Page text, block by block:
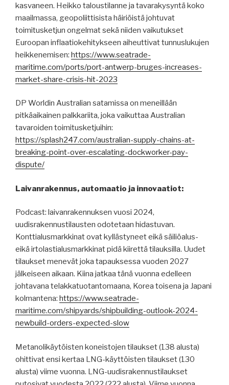
kasvaneen. Heikko taloustilanne ja tavarakysyntä koko
maailmassa, geopoliittisista häiriöistä johtuvat
toimitusketjun ongelmat sekä niiden vaikutukset
Euroopan inflaatiokehitykseen aiheuttivat tunnuslukujen
heikkenemisen: https://www.seatrade-
maritime.com/ports/port-antwerp-bruges-increases-
market-share-crisis-hit-2023
DP Worldin Australian satamissa on meneillään
pitkäaikainen palkkariita, joka vaikuttaa Australian
tavaroiden toimitusketjuihin:
https://splash247.com/australian-supply-chains-at-
breaking-point-over-escalating-dockworker-pay-
dispute/
Laivanrakennus, automaatio ja innovaatiot:
Podcast: laivanrakennuksen vuosi 2024,
uudisrakennustilausten odotetaan hidastuvan.
Konttialusmarkkinat ovat kyllästyneet eikä säiliöalus-
eikä irtolastialusmarkkinat pidä kiirettä tilauksilla. Uudet
tilaukset menevät joka tapauksessa vuoden 2027
jälkeiseen aikaan. Kiina jatkaa tänä vuonna edelleen
johtavana telakkatuotantomaana, Korea toisena ja Japani
kolmantena: https://www.seatrade-
maritime.com/shipyards/shipbuilding-outlook-2024-
newbuild-orders-expected-slow
Metanolikäytöisten koneistojen tilaukset (138 alusta)
ohittivat ensi kertaa LNG-käyttöisten tilaukset (130
alusta) viime vuonna. LNG-uudisrakennustilaukset